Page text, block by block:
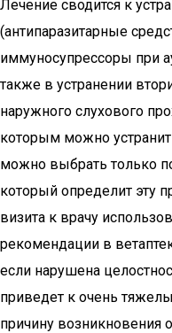
Лечение сводится к
(антипаразитарные
иммуносупрессоры при
также в устранении
наружного слухового
которым можно
можно выбрать только
который определит эту
визита к врачу
рекомендации в
если нарушена
приведет к очень
причину возникновения